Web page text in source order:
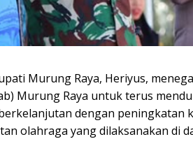
Murung Raya, Heriyus,
Murung Raya untuk terus
dengan peningkatan
olahraga yang dilaksanakan di